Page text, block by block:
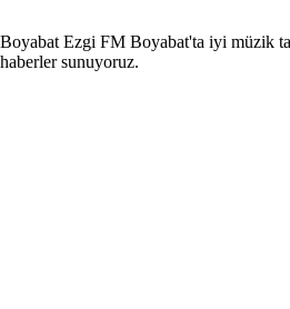
Boyabat Ezgi FM Boyabat'ta iyi müzik
haberler sunuyoruz.